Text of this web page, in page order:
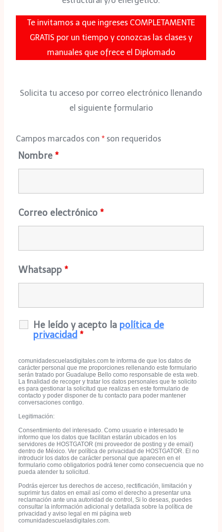
Te invitamos a que ingreses COMPLETAMENTE
GRATIS por un tiempo y conozcas las clases y
manuales que ofrece el Diplomado
Solicita tu acceso por correo electrónico llenando
el siguiente formulario
Campos marcados con * son requeridos
Nombre *
Correo electrónico *
Whatsapp *
He leído y acepto la política de
privacidad *
comunidadescuelasdigitales.com te informa de que los datos de
carácter personal que me proporciones rellenando este formulario
serán tratado por Guadalupe Bello como responsable de esta web.
La finalidad de recoger y tratar los datos personales que te solicito
es para gestionar la solicitud que realizas en este formulario de
contacto y poder disponer de tu contacto para poder mantener
conversaciones contigo.
Legitimación:
Consentimiento del interesado. Como usuario e interesado te
informo que los datos que facilitan estarán ubicados en los
servidores de HOSTGATOR (mi proveedor de posting y de email)
dentro de México. Ver política de privacidad de HOSTGATOR. El no
introducir los datos de carácter personal que aparecen en el
formulario como obligatorios podrá tener como consecuencia que no
pueda atender tu solicitud.
Podrás ejercer tus derechos de acceso, rectificación, limitación y
suprimir tus datos en email así como el derecho a presentar una
reclamación ante una autoridad de control, Si lo deseas, puedes
consultar la información adicional y detallada sobre la política de
privacidad y aviso legal en mi página web
comunidadescuelasdigitales.com.